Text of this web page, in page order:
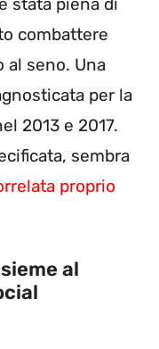
stata piena di
combattere
al seno. Una
per la
2013 e 2017.
sembra
proprio
al